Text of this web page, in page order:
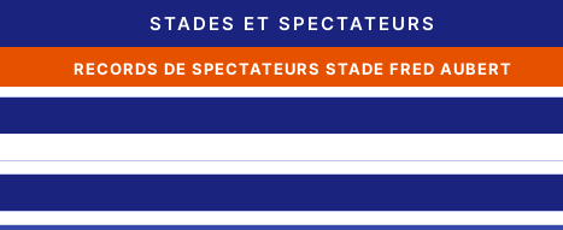
STADES ET SPECTATEURS
RECORDS DE SPECTATEURS STADE FRED AUBERT